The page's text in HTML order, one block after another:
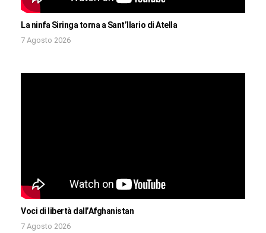
La ninfa Siringa torna a Sant’Ilario di Atella
7 Agosto 2026
Voci di libertà dall’Afghanistan
7 Agosto 2026